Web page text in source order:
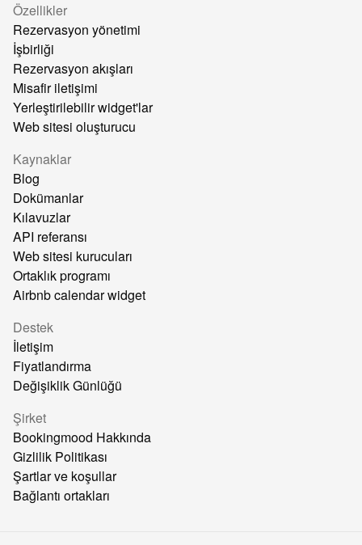
Özellikler
Rezervasyon yönetimi
İşbirliği
Rezervasyon akışları
Misafir iletişimi
Yerleştirilebilir widget'lar
Web sitesi oluşturucu
Kaynaklar
Blog
Dokümanlar
Kılavuzlar
API referansı
Web sitesi kurucuları
Ortaklık programı
Airbnb calendar widget
Destek
İletişim
Fiyatlandırma
Değişiklik Günlüğü
Şirket
Bookingmood Hakkında
Gizlilik Politikası
Şartlar ve koşullar
Bağlantı ortakları